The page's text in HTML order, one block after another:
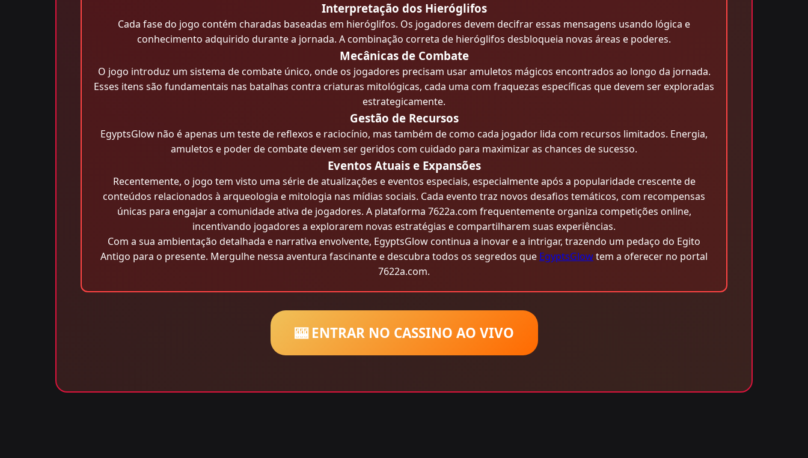
Interpretação dos Hieróglifos
Cada fase do jogo contém charadas baseadas em hieróglifos. Os jogadores devem decifrar essas mensagens usando lógica e
conhecimento adquirido durante a jornada. A combinação correta de hieróglifos desbloqueia novas áreas e poderes.
Mecânicas de Combate
O jogo introduz um sistema de combate único, onde os jogadores precisam usar amuletos mágicos encontrados ao longo da jornada.
Esses itens são fundamentais nas batalhas contra criaturas mitológicas, cada uma com fraquezas específicas que devem ser exploradas
estrategicamente.
Gestão de Recursos
EgyptsGlow não é apenas um teste de reflexos e raciocínio, mas também de como cada jogador lida com recursos limitados. Energia,
amuletos e poder de combate devem ser geridos com cuidado para maximizar as chances de sucesso.
Eventos Atuais e Expansões
Recentemente, o jogo tem visto uma série de atualizações e eventos especiais, especialmente após a popularidade crescente de
conteúdos relacionados à arqueologia e mitologia nas mídias sociais. Cada evento traz novos desafios temáticos, com recompensas
únicas para engajar a comunidade ativa de jogadores. A plataforma 7622a.com frequentemente organiza competições online,
incentivando jogadores a explorarem novas estratégias e compartilharem suas experiências.
Com a sua ambientação detalhada e narrativa envolvente, EgyptsGlow continua a inovar e a intrigar, trazendo um pedaço do Egito
Antigo para o presente. Mergulhe nessa aventura fascinante e descubra todos os segredos que EgyptsGlowtem a oferecer no portal
7622a.com.
🎰 ENTRAR NO CASSINO AO VIVO